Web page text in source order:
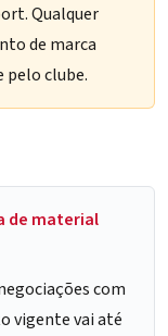
Qualquer
de marca
pelo clube.
de material
com
vigente vai até